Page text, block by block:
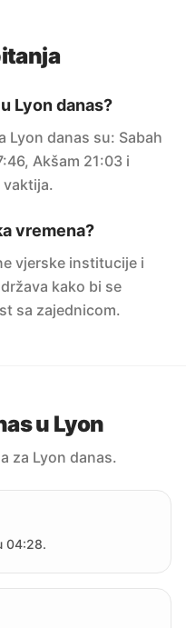
Lyon danas?
Lyon danas su: Sabah
Akšam 21:03 i
vaktija.
vremena?
vjerske institucije i
kako bi se
sa zajednicom.
u Lyon
za Lyon danas.
04:28.